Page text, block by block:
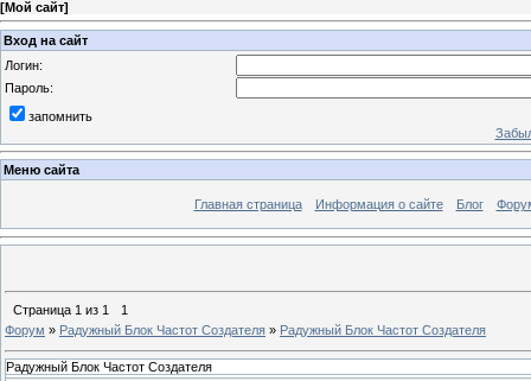
[Мой сайт]
Вход на сайт
Логин:
Пароль:
запомнить
Меню сайта
Главная страница Информация о сайте Блог
Страница 1 из 1
1
Форум » Радужный Блок Частот Создателя » Радужный Блок Частот Создателя
Радужный Блок Частот Создателя